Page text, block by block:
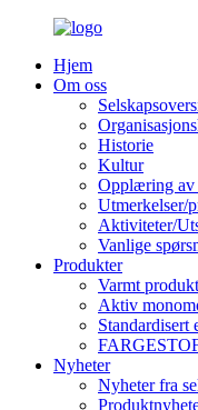
Hjem
Om oss
Historie
Kultur
Opplæring av
Utmerkelser/
Aktiviteter/
Vanlige
Produkter
Varmt produkt
Aktiv
Standardisert
Nyheter
Nyheter fra